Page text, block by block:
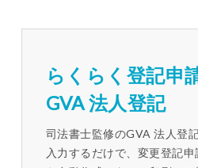
らくらく登記申
GVA 法人登記
司法書士監修のGVA 法人登
入力するだけで、変更登記